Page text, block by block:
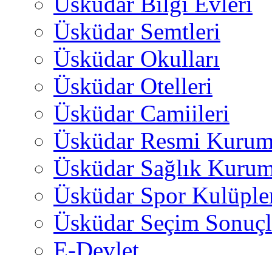
Üsküdar Semtleri
Üsküdar Okulları
Üsküdar Otelleri
Üsküdar Camiileri
Üsküdar Resmi
Üsküdar Sağlık
Üsküdar Spor
Üsküdar Seçim